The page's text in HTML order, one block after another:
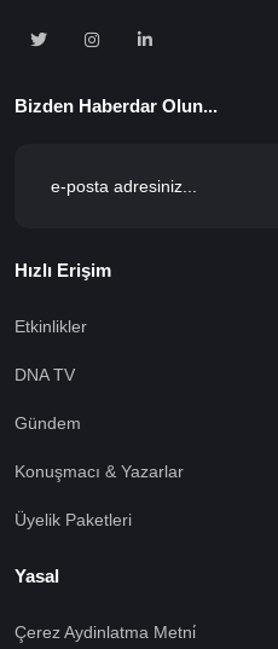
Bizden Haberdar Olun...
Hızlı Erişim
Etkinlikler
DNA TV
Gündem
Konuşmacı & Yazarlar
Üyelik Paketleri
Yasal
Çerez Aydinlatma Metni̇